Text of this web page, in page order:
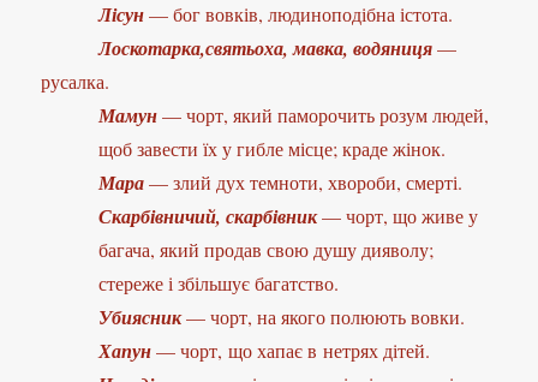
Лісун— бог вовків, людиноподібна істота.
Лоскотарка,святьоха, мавка, водяниця—
русалка.
Мамун— чорт, який паморочить розум людей,
щоб завести їх у гибле місце; краде жінок.
Мара— злий дух темноти, хвороби, смерті.
Скарбівничий, скарбівник— чорт, що живе у
багача, який продав свою душу дияволу;
стереже і збільшує багатство.
Убиясник— чорт, на якого полюють вовки.
Хапун— чорт, що хапає в нетрях дітей.